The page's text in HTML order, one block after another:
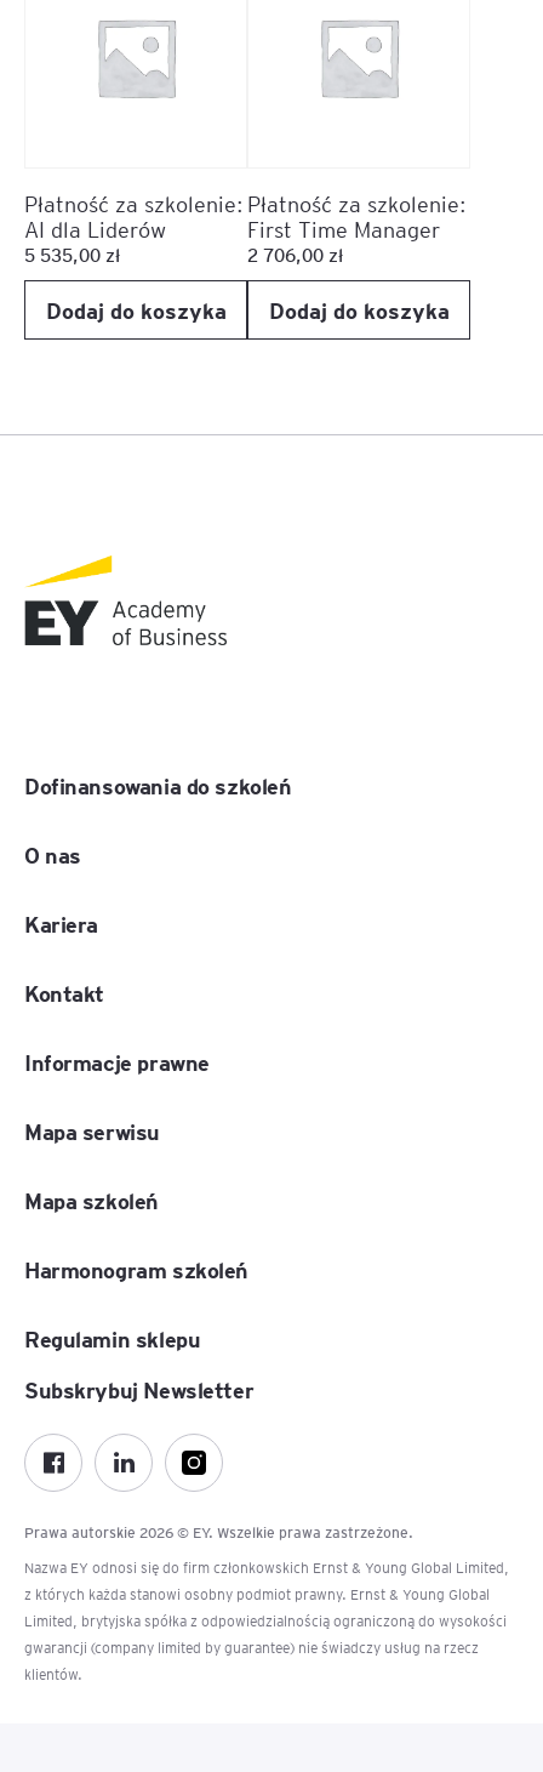
Płatność za szkolenie:
AI dla Liderów
5 535,00 zł
Dodaj do koszyka
Płatność za szkolenie:
First Time Manager
2 706,00 zł
Dodaj do koszyka
Dofinansowania do szkoleń
O nas
Kariera
Kontakt
Informacje prawne
Mapa serwisu
Mapa szkoleń
Harmonogram szkoleń
Regulamin sklepu
Prawa autorskie 2026 © EY. Wszelkie prawa zastrzeżone.
Nazwa EY odnosi się do firm członkowskich Ernst & Young Global Limited,
z których każda stanowi osobny podmiot prawny. Ernst & Young Global
Limited, brytyjska spółka z odpowiedzialnością ograniczoną do wysokości
gwarancji (company limited by guarantee) nie świadczy usług na rzecz
klientów.
Subskrybuj Newsletter